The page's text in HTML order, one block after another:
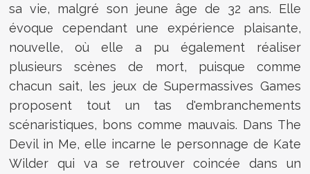
sa vie, malgré son jeune âge de 32 ans. Elle
évoque cependant une expérience plaisante,
nouvelle, où elle a pu également réaliser
plusieurs scènes de mort, puisque comme
chacun sait, les jeux de Supermassives Games
proposent tout un tas d'embranchements
scénaristiques, bons comme mauvais. Dans The
Devil in Me, elle incarne le personnage de Kate
Wilder qui va se retrouver coincée dans un